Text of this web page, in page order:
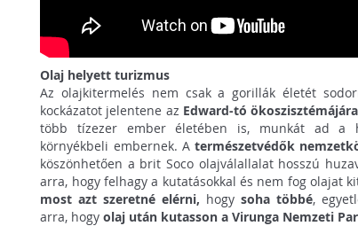
Olaj helyett turizmus
Az olajkitermelés nem csak a gorillák életét
kockázatot jelentene az Edward-tó
több tízezer ember életében is, munkát ad a
környékbeli embernek. Atermészetvédők
köszönhetően a brit Soco olajválallalat hosszú
arra, hogy felhagy a kutatásokkal és nem fog olajat
most azt szeretné elérni, hogy soha többé,
arra, hogy olaj után kutasson a Virunga Nemzeti